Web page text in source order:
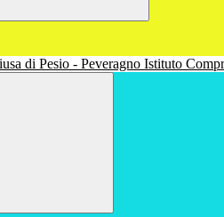
Istituto